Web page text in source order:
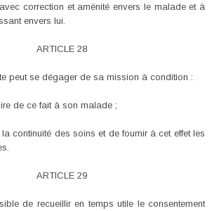
correction et aménité envers le malade et à
envers lui.
ARTICLE 28
peut se dégager de sa mission à condition :
de ce fait à son malade ;
continuité des soins et de fournir à cet effet les
ARTICLE 29
de recueillir en temps utile le consentement